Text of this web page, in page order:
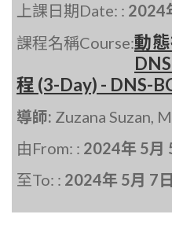
上課日期Date: : 2024
課程名稱Course:動
程 (3-Day) - DNS-
導師: Zuzana Suzan,
由From: : 2024年 5月
至To: : 2024年 5月 7日